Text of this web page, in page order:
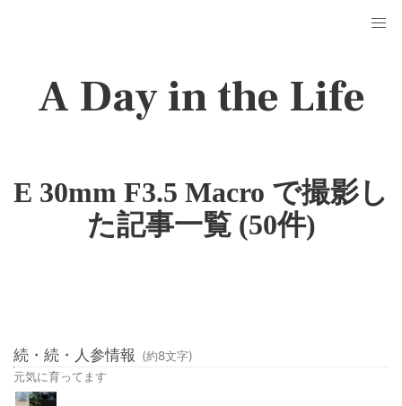
A Day in the Life
E 30mm F3.5 Macro で撮影し
た記事一覧 (50件)
続・続・人参情報 (約8文字)
元気に育ってます